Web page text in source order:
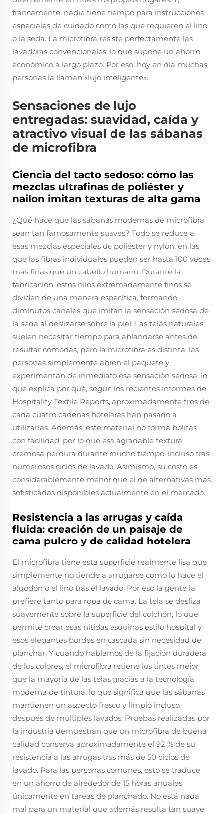
francamente, nadie tiene tiempo para instrucciones
especiales de cuidado como las que requieren el lino
o la seda. La microfibra resiste perfectamente las
lavadoras convencionales, lo que supone un ahorro
económico a largo plazo. Por eso, hoy en día muchas
personas la llaman «lujo inteligente».
Sensaciones de lujo
entregadas: suavidad, caída y
atractivo visual de las sábanas
de microfibra
Ciencia del tacto sedoso: cómo las
mezclas ultrafinas de poliéster y
nailon imitan texturas de alta gama
¿Qué hace que las sábanas modernas de microfibra
sean tan famosamente suaves? Todo se reduce a
esas mezclas especiales de poliéster y nylon, en las
que las fibras individuales pueden ser hasta 100 veces
más finas que un cabello humano. Durante la
fabricación, estos hilos extremadamente finos se
dividen de una manera específica, formando
diminutos canales que imitan la sensación sedosa de
la seda al deslizarse sobre la piel. Las telas naturales
suelen necesitar tiempo para ablandarse antes de
resultar cómodas, pero la microfibra es distinta: las
personas simplemente abren el paquete y
experimentan de inmediato esa sensación sedosa, lo
que explica por qué, según los recientes informes de
Hospitality Textile Reports, aproximadamente tres de
cada cuatro cadenas hoteleras han pasado a
utilizarlas. Además, este material no forma bolitas
con facilidad, por lo que esa agradable textura
cremosa perdura durante mucho tiempo, incluso tras
numerosos ciclos de lavado. Asimismo, su costo es
considerablemente menor que el de alternativas más
sofisticadas disponibles actualmente en el mercado.
Resistencia a las arrugas y caída
fluida: creación de un paisaje de
cama pulcro y de calidad hotelera
El microfibra tiene esta superficie realmente lisa que
simplemente no tiende a arrugarse como lo hace el
algodón o el lino tras el lavado. Por eso la gente la
prefiere tanto para ropa de cama. La tela se desliza
suavemente sobre la superficie del colchón, lo que
permite crear esas nítidas esquinas estilo hospital y
esos elegantes bordes en cascada sin necesidad de
planchar. Y cuando hablamos de la fijación duradera
de los colores, el microfibra retiene los tintes mejor
que la mayoría de las telas gracias a la tecnología
moderna de tintura, lo que significa que las sábanas
mantienen un aspecto fresco y limpio incluso
después de múltiples lavados. Pruebas realizadas por
la industria demuestran que un microfibra de buena
calidad conserva aproximadamente el 92 % de su
resistencia a las arrugas tras más de 50 ciclos de
lavado. Para las personas comunes, esto se traduce
en un ahorro de alrededor de 15 horas anuales
únicamente en tareas de planchado. No está nada
mal para un material que además resulta tan suave